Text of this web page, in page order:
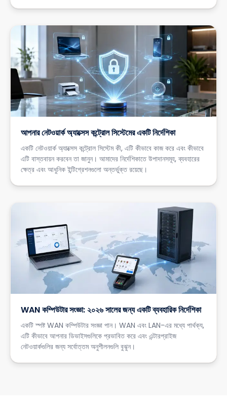
আপনার নেটওয়ার্ক অ্যাক্সেস কন্ট্রোল সিস্টেমের একটি নির্দেশিকা
একটি নেটওয়ার্ক অ্যাক্সেস কন্ট্রোল সিস্টেম কী, এটি কীভাবে কাজ করে এবং কীভাবে
এটি বাস্তবায়ন করবেন তা জানুন। আমাদের নির্দেশিকাতে উপাদানসমূহ, ব্যবহারের
ক্ষেত্র এবং আধুনিক ইন্টিগ্রেশনগুলো অন্তর্ভুক্ত রয়েছে।
WAN কম্পিউটার সংজ্ঞা: ২০২৬ সালের জন্য একটি ব্যবহারিক নির্দেশিকা
একটি স্পষ্ট WAN কম্পিউটার সংজ্ঞা পান। WAN এবং LAN-এর মধ্যে পার্থক্য,
এটি কীভাবে আপনার ডিভাইসগুলিকে প্রভাবিত করে এবং এন্টারপ্রাইজ
নেটওয়ার্কগুলির জন্য সর্বোত্তম অনুশীলনগুলি বুঝুন।